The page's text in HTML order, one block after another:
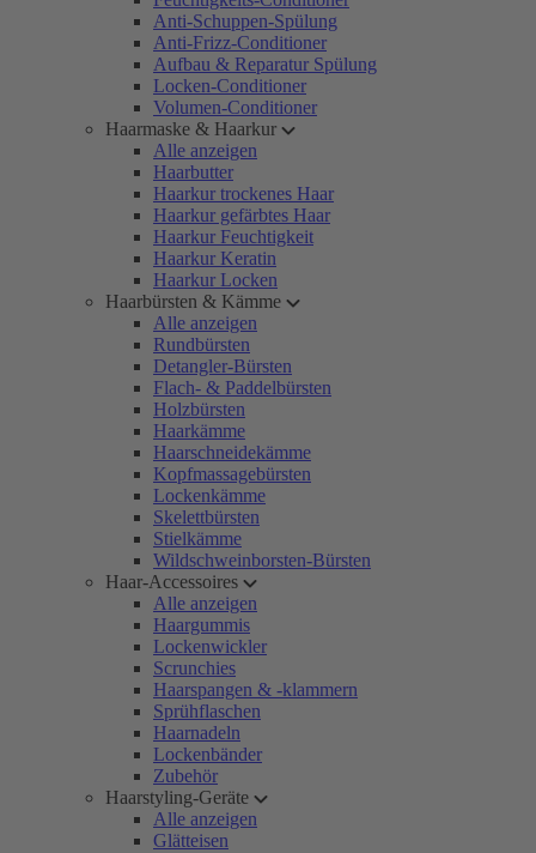
Anti-Schuppen-Spülung
Anti-Frizz-Conditioner
Aufbau & Reparatur Spülung
Locken-Conditioner
Volumen-Conditioner
Haarmaske & Haarkur
Alle anzeigen
Haarbutter
Haarkur trockenes Haar
Haarkur gefärbtes Haar
Haarkur Feuchtigkeit
Haarkur Keratin
Haarkur Locken
Haarbürsten & Kämme
Alle anzeigen
Rundbürsten
Detangler-Bürsten
Flach- & Paddelbürsten
Holzbürsten
Haarkämme
Haarschneidekämme
Kopfmassagebürsten
Lockenkämme
Skelettbürsten
Stielkämme
Wildschweinborsten-Bürsten
Haar-Accessoires
Alle anzeigen
Haargummis
Lockenwickler
Scrunchies
Haarspangen & -klammern
Sprühflaschen
Haarnadeln
Lockenbänder
Zubehör
Haarstyling-Geräte
Alle anzeigen
Glätteisen